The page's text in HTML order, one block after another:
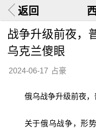
返回
战争升级前夜，
乌克兰傻眼
2024-06-17 占豪
俄乌战争升级前夜，
关于俄乌战争，形